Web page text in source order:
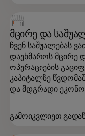
მცირე და
ჩვენ საშუალებას
დაეხმაროს მცირე
ოპერაციების
კაპიტალზე
და მდგრადი
გამოიკვლიეთ